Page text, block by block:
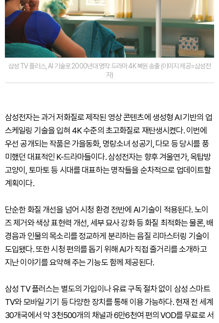
삼성 TV 플러스, AI 기술로 2000년대 명작 드라마 4K 복원 송출 (이미지 제공=삼성전
자)
삼성전자는 과거 저화질로 제작된 영상 콘텐츠에 생성형 AI 기반의 업
스케일링 기술을 입혀 4K 수준의 초고화질로 재탄생시켰다. 이번에
우선 공개되는 작품은 가을동화, 명랑소녀 성공기, 다모 등 당시를 풍
미했던 대표적인 K-드라마들이다. 삼성전자는 향후 겨울연가, 옥탑방
고양이, 토마토 등 시대를 대표하는 명작들을 순차적으로 업데이트할
계획이다.
단순한 화질 개선을 넘어 시청 환경 전반에 AI 기술이 적용된다. 노이
즈 제거와 색상 표현력 개선, 세부 묘사 강화 등 화질 최적화는 물론, 배
경음과 인물의 목소리를 정교하게 분리하는 음질 리마스터링 기술이
도입됐다. 또한 시청 편의를 돕기 위해 AI가 직접 줄거리를 소개하고
지난 이야기를 요약해 주는 기능도 함께 제공된다.
삼성 TV 플러스는 별도의 가입이나 유료 구독 절차 없이 삼성 스마트
TV와 모바일 기기 등 다양한 장치를 통해 이용 가능하다. 현재 전 세계
30개국에서 약 3천500개의 채널과 6만6천여 편의 VOD를 무료로 서